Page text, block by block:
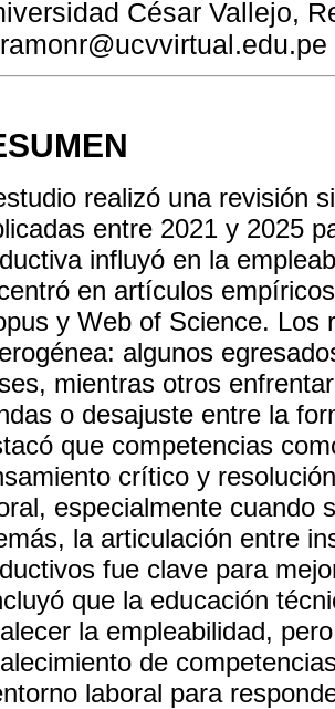
César Vallejo,
realizó una revisión
entre 2021 y 2025
influyó en la
en artículos
y Web of Science. Los
algunos
mientras otros
o desajuste entre la
que competencias
crítico y
especialmente cuando
la articulación entre
fue clave para
que la educación
la empleabilidad,
de
laboral para